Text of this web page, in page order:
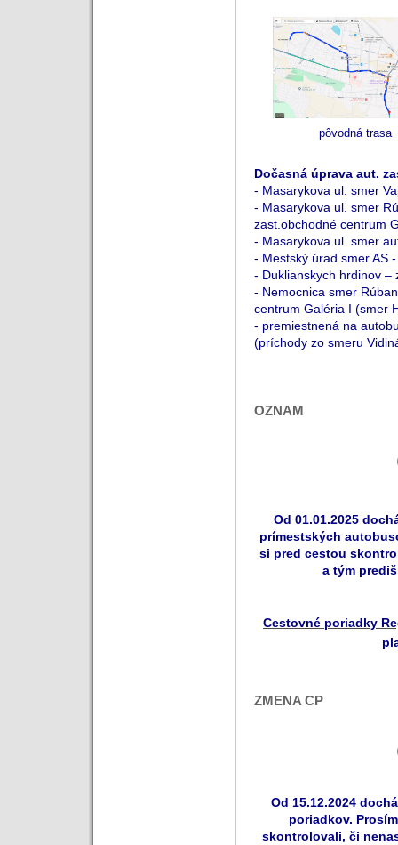
pôvodná trasa
Dočasná úprava aut.
- Masarykova ul. smer
- Masarykova ul. smer
zast.obchodné centrum
- Masarykova ul. smer
- Mestský úrad smer AS
- Duklianskych hrdinov –
- Nemocnica smer
centrum Galéria I (smer
- premiestnená na
(príchody zo smeru
OZNAM
Od 01.01.2025
prímestských
si pred cestou
a tým
Cestovné poriadky
ZMENA CP
Od 15.12.2024
poriadkov.
skontrolovali, či